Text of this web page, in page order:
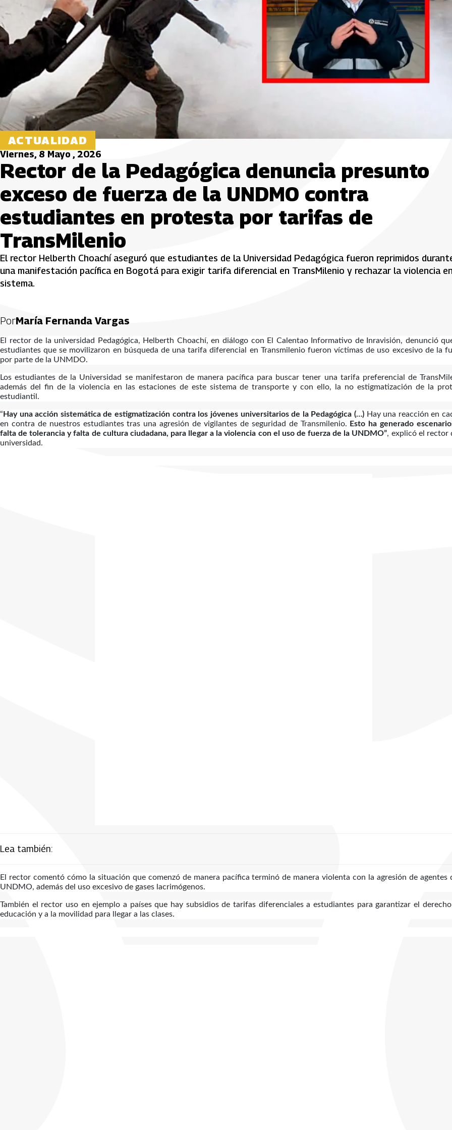
ACTUALIDAD
Viernes, 8 Mayo , 2026
Rector de la Pedagógica denuncia presunto
exceso de fuerza de la UNDMO contra
estudiantes en protesta por tarifas de
TransMilenio
El rector Helberth Choachí aseguró que estudiantes de la Universidad Pedagógica fueron reprimidos
una manifestación pacífica en Bogotá para exigir tarifa diferencial en TransMilenio y rechazar la violencia
sistema.
PorMaría Fernanda Vargas
El rector de la universidad Pedagógica, Helberth Choachí, en diálogo con El Calentao Informativo de Inravisión, denunció
estudiantes que se movilizaron en búsqueda de una tarifa diferencial en Transmilenio fueron víctimas de uso excesivo de la
por parte de la UNMDO.
Los estudiantes de la Universidad se manifestaron de manera pacífica para buscar tener una tarifa preferencial de
además del fin de la violencia en las estaciones de este sistema de transporte y con ello, la no estigmatización de la
estudiantil.
“ Hay una acción sistemática de estigmatización contra los jóvenes universitarios de la Pedagógica (…)Hay una reacción en
en contra de nuestros estudiantes tras una agresión de vigilantes de seguridad de Transmilenio. Esto ha generado
falta de tolerancia y falta de cultura ciudadana, para llegar a la violencia con el uso de fuerza de la UNDMO”, explicó el rector
universidad.
Lea también:
El rector comentó cómo la situación que comenzó de manera pacífica terminó de manera violenta con la agresión de agentes
UNDMO, además del uso excesivo de gases lacrimógenos.
También el rector uso en ejemplo a países que hay subsidios de tarifas diferenciales a estudiantes para garantizar el
educación y a la movilidad para llegar a las clases.